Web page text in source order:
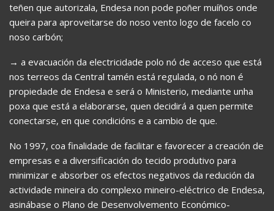
teñen que autorizala, Endesa non pode poñer muíños onde
queira para aproveitarse do noso vento logo de facelo co
noso carbón;
→ a evacuación da electricidade polo nó de acceso que está
nos terreos da Central tamén está regulada, o nó non é
propiedade de Endesa e será o Ministerio, mediante unha
poxa que está a elaborarse, quen decidirá a quen permite
conectarse, en que condicións e a cambio de que.
No 1997, coa finalidade de facilitar e favorecer a creación de
empresas e a diversificación do tecido produtivo para
minimizar e absorber os efectos negativos da redución da
actividade mineira do complexo mineiro-eléctrico de Endesa,
asinábase o Plano de Desenvolvemento Económico-